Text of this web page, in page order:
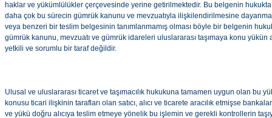
haklar ve yükümlülükler çerçevesinde yerine getirilmektedir. Bu belgenin
daha çok bu sürecin gümrük kanunu ve mevzuatıyla ilişkilendirilmesine
veya benzeri bir teslim belgesinin tanımlanmamış olması böyle bir belgenin
gümrük kanunu, mevzuatı ve gümrük idareleri uluslararası taşımaya konu yükün
yetkili ve sorumlu bir taraf değildir.
Ulusal ve uluslararası ticaret ve taşımacılık hukukuna tamamen uygun olan bu
konusu ticari ilişkinin tarafları olan satıcı, alıcı ve ticarete aracılık etmişse
ve yükü doğru alıcıya teslim etmeye yönelik bu işlemin ve gerekli kontrollerin